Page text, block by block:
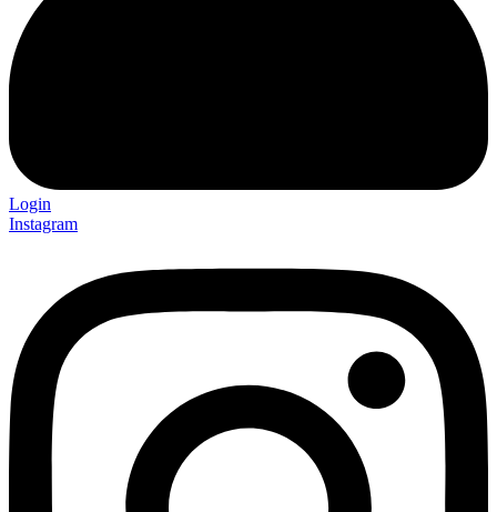
Login
Instagram